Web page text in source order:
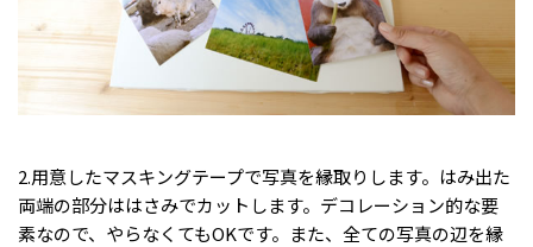
2.用意したマスキングテープで写真を縁取りします。はみ出た
両端の部分ははさみでカットします。デコレーション的な要
素なので、やらなくてもOKです。また、全ての写真の辺を縁